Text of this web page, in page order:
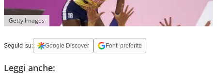
Getty Images
Seguici su: Google Discover Fonti preferite
Leggi anche: